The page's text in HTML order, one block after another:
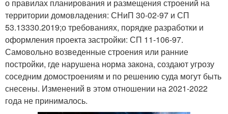
о правилах планирования и размещения строений на
территории домовладения: СНиП 30-02-97 и СП
53.13330.2019;о требованиях, порядке разработки и
оформления проекта застройки: СП 11-106-97.
Самовольно возведенные строения или ранние
постройки, где нарушена норма закона, создают угрозу
соседним домостроениям и по решению суда могут быть
снесены. Изменений в этом отношении на 2021-2022
года не принималось.